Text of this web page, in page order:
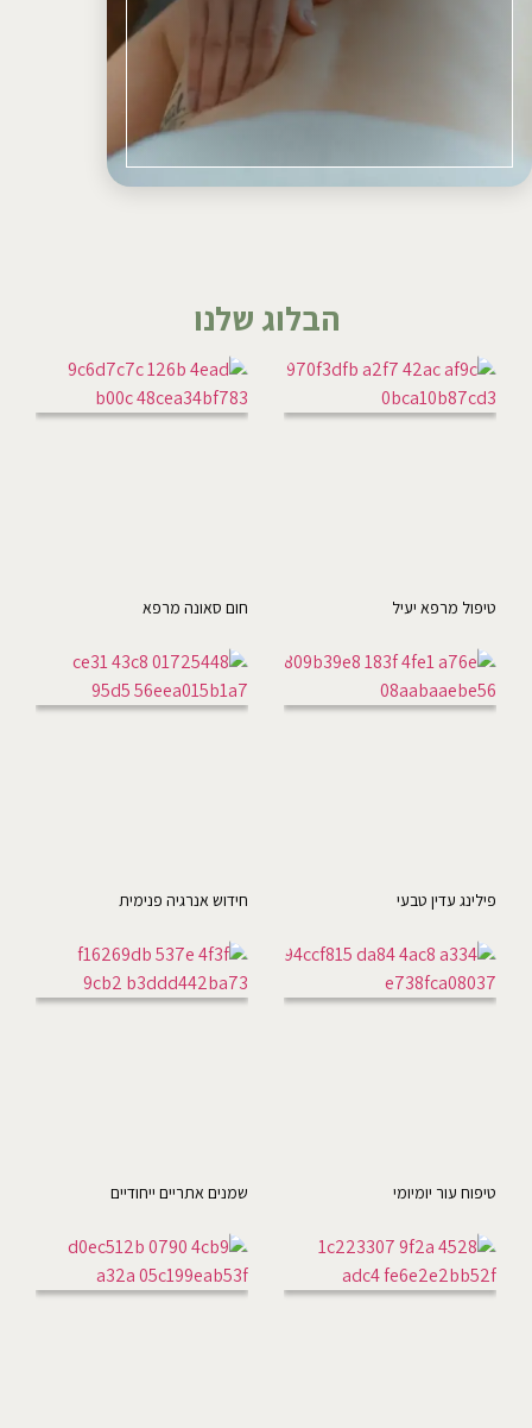
הבלוג שלנו
טיפול מרפא יעיל חום סאונה מרפא
פילינג עדין טבעי חידוש אנרגיה פנימית
טיפוח עור יומיומי שמנים אתריים ייחודיים